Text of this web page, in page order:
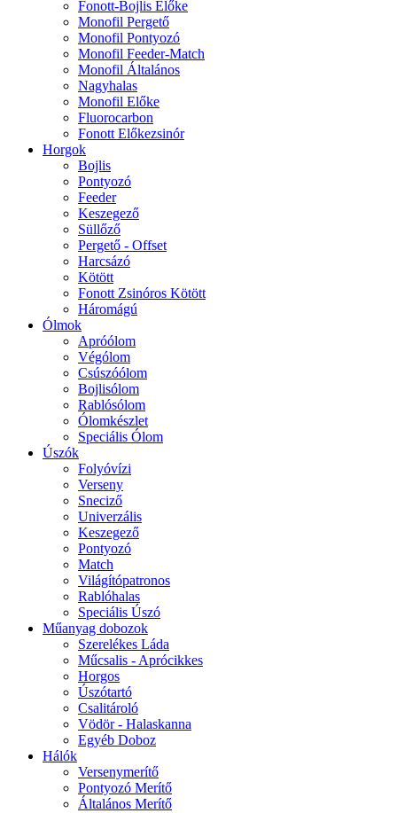
Fonott-Bojlis Előke
Monofil Pergető
Monofil Pontyozó
Monofil Feeder-Match
Monofil Általános
Nagyhalas
Monofil Előke
Fluorocarbon
Fonott Előkezsinór
Horgok
Bojlis
Pontyozó
Feeder
Keszegező
Süllőző
Pergető - Offset
Harcsázó
Kötött
Fonott Zsinóros Kötött
Háromágú
Ólmok
Apróólom
Végólom
Csúszóólom
Bojlisólom
Rablósólom
Ólomkészlet
Speciális Ólom
Úszók
Folyóvízi
Verseny
Sneciző
Univerzális
Keszegező
Pontyozó
Match
Világítópatronos
Rablóhalas
Speciális Úszó
Műanyag dobozok
Szerelékes Láda
Műcsalis - Aprócikkes
Horgos
Úszótartó
Csalitároló
Vödör - Halaskanna
Egyéb Doboz
Hálók
Versenymerítő
Pontyozó Merítő
Általános Merítő